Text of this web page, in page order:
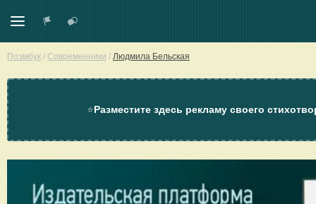
Поэмбук / Современники / Людмила Бельская
⭐Разместите здесь рекламу своего